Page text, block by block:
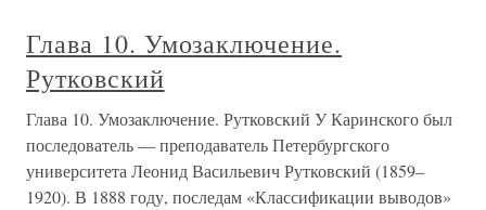
Глава 10. Умозаключение.
Рутковский
Глава 10. Умозаключение. Рутковский У Каринского был
последователь — преподаватель Петербургского
университета Леонид Васильевич Рутковский (1859–
1920). В 1888 году, последам «Классификации выводов»